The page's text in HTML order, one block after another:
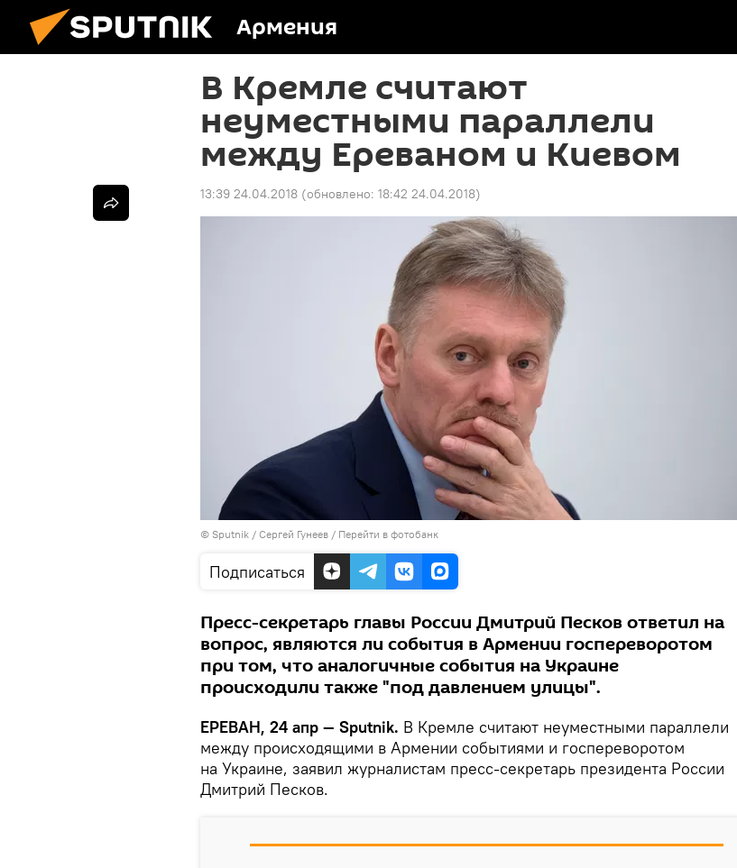
Армения
В Кремле считают
неуместными параллели
между Ереваном и Киевом
13:39 24.04.2018 (обновлено: 18:42 24.04.2018)
© Sputnik / Сергей Гунеев / Перейти в фотобанк
Подписаться
Пресс-секретарь главы России Дмитрий Песков ответил на
вопрос, являются ли события в Армении госпереворотом
при том, что аналогичные события на Украине
происходили также "под давлением улицы".
ЕРЕВАН, 24 апр — Sputnik. В Кремле считают неуместными параллели
между происходящими в Армении событиями и госпереворотом
на Украине, заявил журналистам пресс-секретарь президента России
Дмитрий Песков.